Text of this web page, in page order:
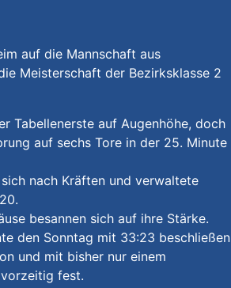
auf die Mannschaft aus
Meisterschaft der Bezirksklasse 2
Tabellenerste auf Augenhöhe, doch
auf sechs Tore in der 25. Minute
nach Kräften und verwaltete
besannen sich auf ihre Stärke.
den Sonntag mit 33:23 beschließen
und mit bisher nur einem
fest.